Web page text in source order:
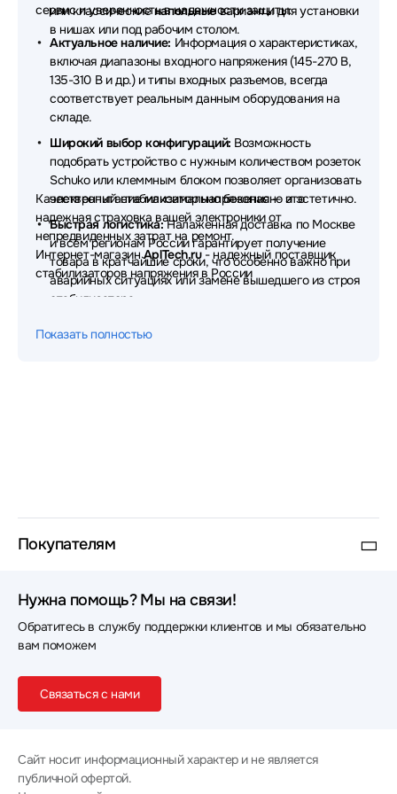
или классическиенапольныеварианты для установки
в нишах или под рабочим столом.
сервис и уверенность в надежности защиты:
Актуальное наличие: Информация о характеристиках,
включая диапазоны входного напряжения (145-270 В,
135-310 В и др.) и типы входных разъемов, всегда
соответствует реальным данным оборудования на
складе.
Широкий выбор конфигураций: Возможность
подобрать устройство с нужным количеством розеток
Schuko или клеммным блоком позволяет организовать
электропитание максимально безопасно и эстетично.
Быстрая логистика:Налаженная доставка по Москве
и всем регионам России гарантирует получение
товара в кратчайшие сроки, что особенно важно при
аварийных ситуациях или замене вышедшего из строя
стабилизатора.
разобраться в разнице между мощностью в ВА и Вт, а
Качественный стабилизатор напряжения — это
надежная страховка вашей электроники от
непредвиденных затрат на ремонт.
Интернет-магазинAplTech.ru- надежный поставщик
стабилизаторов напряжения в России
Показать полностью
Покупателям
Нужна помощь? Мы на связи!
Обратитесь в службу поддержки клиентов и мы обязательно
вам поможем
Связаться с нами
Сайт носит информационный характер и не является
публичной офертой.